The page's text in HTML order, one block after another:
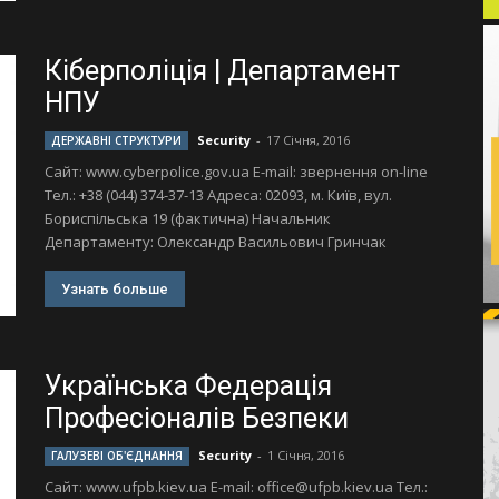
Кіберполіція | Департамент
НПУ
ДЕРЖАВНІ СТРУКТУРИ Security - 17 Січня, 2016
Сайт: www.cyberpolice.gov.ua Е-mail: звернення on-line
Тел.: +38 (044) 374-37-13 Адреса: 02093, м. Київ, вул.
Бориспільська 19 (фактична) Начальник
Департаменту: Олександр Васильович Гринчак
Узнать больше
Українська Федерація
Професіоналів Безпеки
ГАЛУЗЕВІ ОБ'ЄДНАННЯ Security - 1 Січня, 2016
Сайт: www.ufpb.kiev.ua Е-mail: office@ufpb.kiev.ua Тел.: